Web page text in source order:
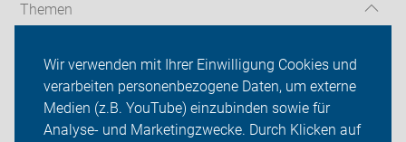
Wir verwenden mit Ihrer Einwilligung Cookies und
verarbeiten personenbezogene Daten, um externe
Medien (z.B. YouTube) einzubinden sowie für
Analyse- und Marketingzwecke. Durch Klicken auf
Themen
Rad-Touren
Über uns